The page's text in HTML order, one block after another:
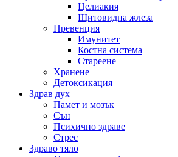
Целиакия
Щитовидна жлеза
Превенция
Имунитет
Костна система
Стареене
Хранене
Детоксикация
Здрав дух
Памет и мозък
Сън
Психично здраве
Стрес
Здраво тяло